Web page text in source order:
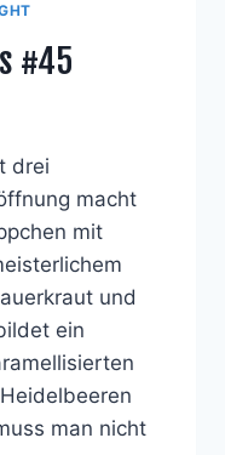
#45
drei
macht
mit
und
ein
man nicht